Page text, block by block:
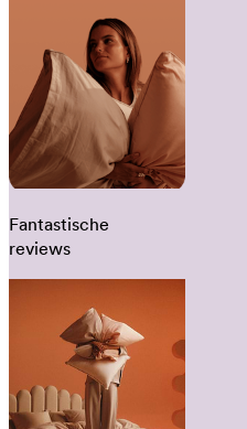
Fantastische
reviews